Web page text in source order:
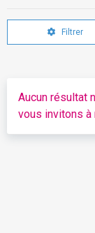
Filtrer
Aucun résultat
vous invitons